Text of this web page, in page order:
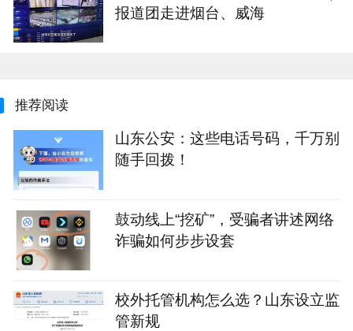
报道团走进烟台、威海
推荐阅读
山东公安：这些电话号码，千万别
随手回拨！
鼓动线上“挖矿”，受骗者讲述网络
诈骗如何步步设套
校外托管机构怎么选？山东设立监
管新规